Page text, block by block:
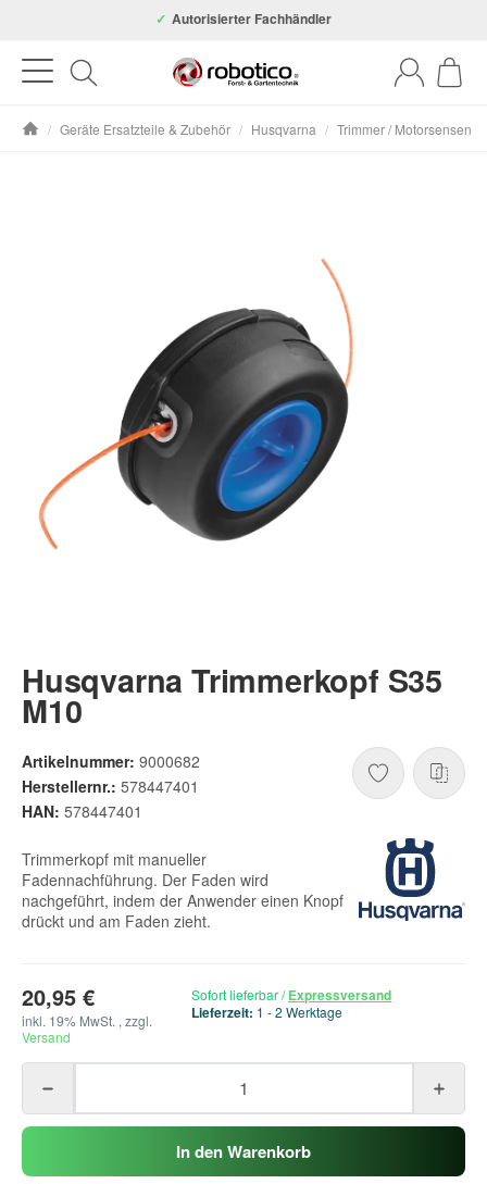
Autorisierter Fachhändler
/ Geräte Ersatzteile & Zubehör / Husqvarna / Trimmer / Motorsensen
Husqvarna Trimmerkopf S35
M10
Artikelnummer: 9000682
Herstellernr.: 578447401
HAN: 578447401
Trimmerkopf mit manueller
Fadennachführung. Der Faden wird
nachgeführt, indem der Anwender einen Knopf
drückt und am Faden zieht.
20,95 €
inkl. 19% MwSt. , zzgl.
Versand
Sofort lieferbar/Expressversand
Lieferzeit: 1 - 2 Werktage
In den Warenkorb